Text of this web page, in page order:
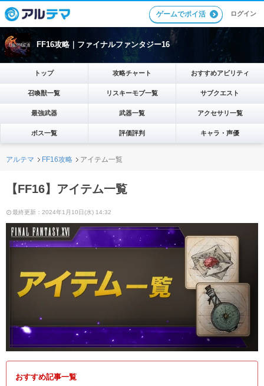
ゲームでポイ活 ログイン
FF16攻略｜ファイナルファンタジー16
トップ 攻略チャート おすすめアビリティ
召喚獣一覧 リスキーモブ一覧 サブクエスト
最強武器 武器一覧 アクセサリ一覧
ボス一覧 評価評判 キャラ・声優
アルテマ FF16攻略 アイテム一覧
【FF16】アイテム一覧
最終更新：2024年1月10日(水) 14:32
おすすめ記事一覧